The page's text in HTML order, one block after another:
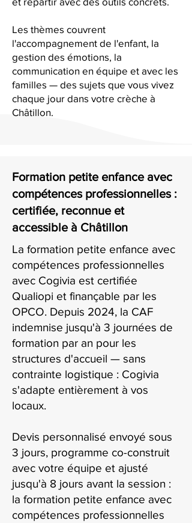
Les thèmes couvrent
l'accompagnement de l'enfant, la
gestion des émotions, la
communication en équipe et avec les
familles — des sujets que vous vivez
chaque jour dans votre crèche à
Châtillon.
Formation petite enfance avec
compétences professionnelles :
certifiée, reconnue et
accessible à Châtillon
La formation petite enfance avec
compétences professionnelles
avec Cogivia est certifiée
Qualiopi et finançable par les
OPCO. Depuis 2024, la CAF
indemnise jusqu'à 3 journées de
formation par an pour les
structures d'accueil — sans
contrainte logistique : Cogivia
s'adapte entièrement à vos
locaux.
Devis personnalisé envoyé sous
3 jours, programme co-construit
avec votre équipe et ajusté
jusqu'à 8 jours avant la session :
la formation petite enfance avec
compétences professionnelles